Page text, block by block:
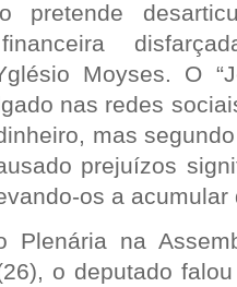
pretende
Moyses. O
nas redes
mas
prejuízos
os a acumular
Plenária na
o deputado